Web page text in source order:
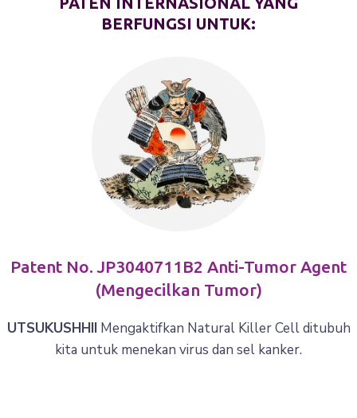
BERFUNGSI UNTUK:
Patent No. JP3040711B2 Anti-Tumor Agent
(mengecilkan Tumor)
UTSUKUSHHIIMengaktifkan Natural Killer Cell ditubuh
kita untuk menekan virus dan sel kanker.